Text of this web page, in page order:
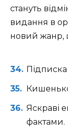
стануть
видання в
новий жанр,
Яскраві
фактами.